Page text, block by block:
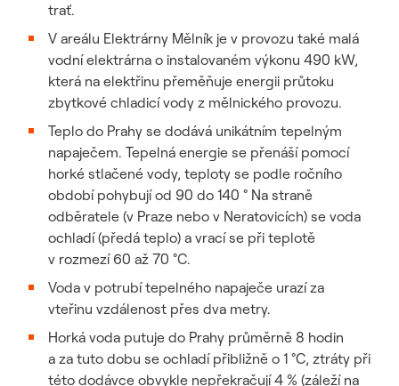
trať.
V areálu Elektrárny Mělník je v provozu také malá
vodní elektrárna o instalovaném výkonu 490 kW,
která na elektřinu přeměňuje energii průtoku
zbytkové chladicí vody z mělnického provozu.
Teplo do Prahy se dodává unikátním tepelným
napaječem. Tepelná energie se přenáší pomocí
horké stlačené vody, teploty se podle ročního
období pohybují od 90 do 140 ° Na straně
odběratele (v Praze nebo v Neratovicích) se voda
ochladí (předá teplo) a vrací se při teplotě
v rozmezí 60 až 70 °C.
Voda v potrubí tepelného napaječe urazí za
vteřinu vzdálenost přes dva metry.
Horká voda putuje do Prahy průměrně 8 hodin
a za tuto dobu se ochladí přibližně o 1 °C, ztráty při
této dodávce obvykle nepřekračují 4 % (záleží na